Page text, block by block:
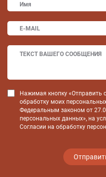
Нажимая кнопку «Отправить
обработку моих
Федеральным законом от
персональных данных», на
Согласии на обработку